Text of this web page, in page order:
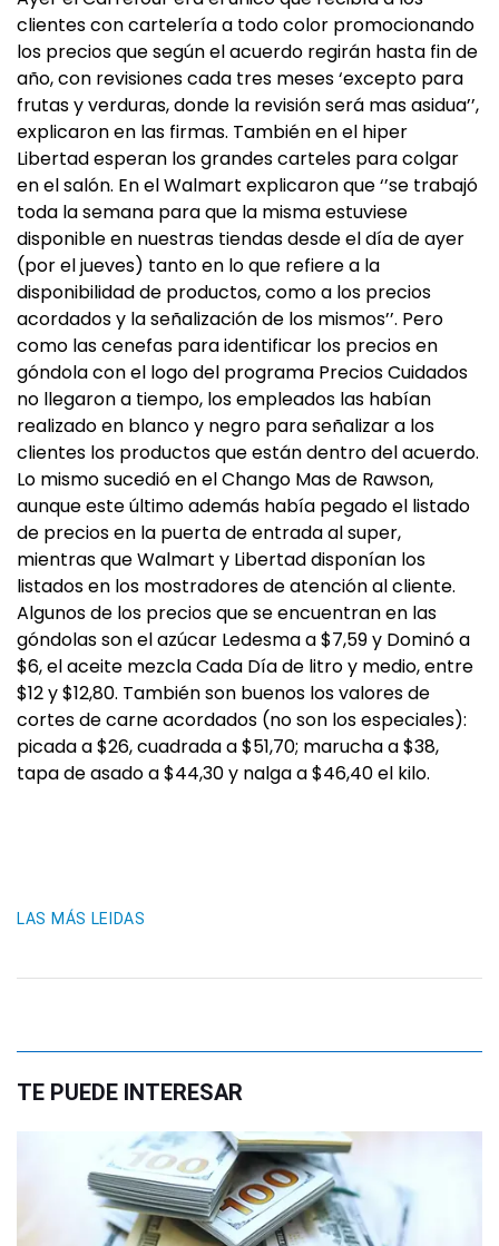
clientes con cartelería a todo color promocionando
los precios que según el acuerdo regirán hasta fin de
año, con revisiones cada tres meses ‘excepto para
frutas y verduras, donde la revisión será mas asidua’’,
explicaron en las firmas. También en el hiper
Libertad esperan los grandes carteles para colgar
en el salón. En el Walmart explicaron que ‘’se trabajó
toda la semana para que la misma estuviese
disponible en nuestras tiendas desde el día de ayer
(por el jueves) tanto en lo que refiere a la
disponibilidad de productos, como a los precios
acordados y la señalización de los mismos’’. Pero
como las cenefas para identificar los precios en
góndola con el logo del programa Precios Cuidados
no llegaron a tiempo, los empleados las habían
realizado en blanco y negro para señalizar a los
clientes los productos que están dentro del acuerdo.
Lo mismo sucedió en el Chango Mas de Rawson,
aunque este último además había pegado el listado
de precios en la puerta de entrada al super,
mientras que Walmart y Libertad disponían los
listados en los mostradores de atención al cliente.
Algunos de los precios que se encuentran en las
góndolas son el azúcar Ledesma a $7,59 y Dominó a
$6, el aceite mezcla Cada Día de litro y medio, entre
$12 y $12,80. También son buenos los valores de
cortes de carne acordados (no son los especiales):
picada a $26, cuadrada a $51,70; marucha a $38,
tapa de asado a $44,30 y nalga a $46,40 el kilo.
LAS MÁS LEIDAS
TE PUEDE INTERESAR